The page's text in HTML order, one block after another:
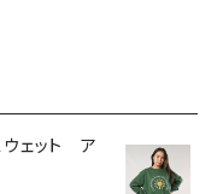
ェット ア